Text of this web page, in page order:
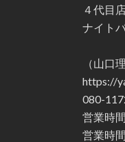
４代目
ナイト
（山口
https://
080-
営業時
営業時